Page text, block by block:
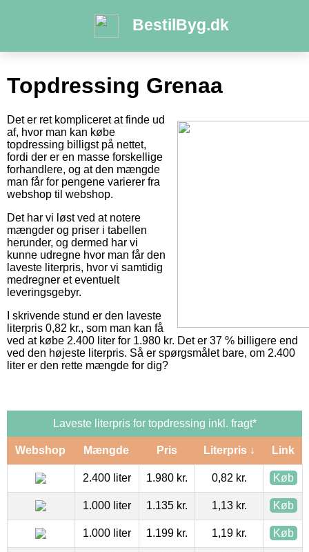
BestilByg.dk
Topdressing Grenaa
Det er ret kompliceret at finde ud
af, hvor man kan købe
topdressing billigst på nettet,
fordi der er en masse forskellige
forhandlere, og at den mængde
man får for pengene varierer fra
webshop til webshop.
Det har vi løst ved at notere
mængder og priser i tabellen
herunder, og dermed har vi
kunne udregne hvor man får den
laveste literpris, hvor vi samtidig
medregner et eventuelt
leveringsgebyr.
I skrivende stund er den laveste
literpris 0,82 kr., som man kan få
ved at købe 2.400 liter for 1.980 kr. Det er 37 % billigere end
ved den højeste literpris. Så er spørgsmålet bare, om 2.400
liter er den rette mængde for dig?
Laveste literpris for topdressing inkl. fragt*
Webshop Mængde Pris Literpris ↓ Link
2.400 liter 1.980 kr. 0,82 kr. Køb
1.000 liter 1.135 kr. 1,13 kr. Køb
1.000 liter 1.199 kr. 1,19 kr. Køb